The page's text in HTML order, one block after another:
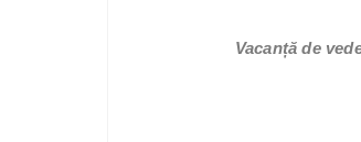
Vacanță de